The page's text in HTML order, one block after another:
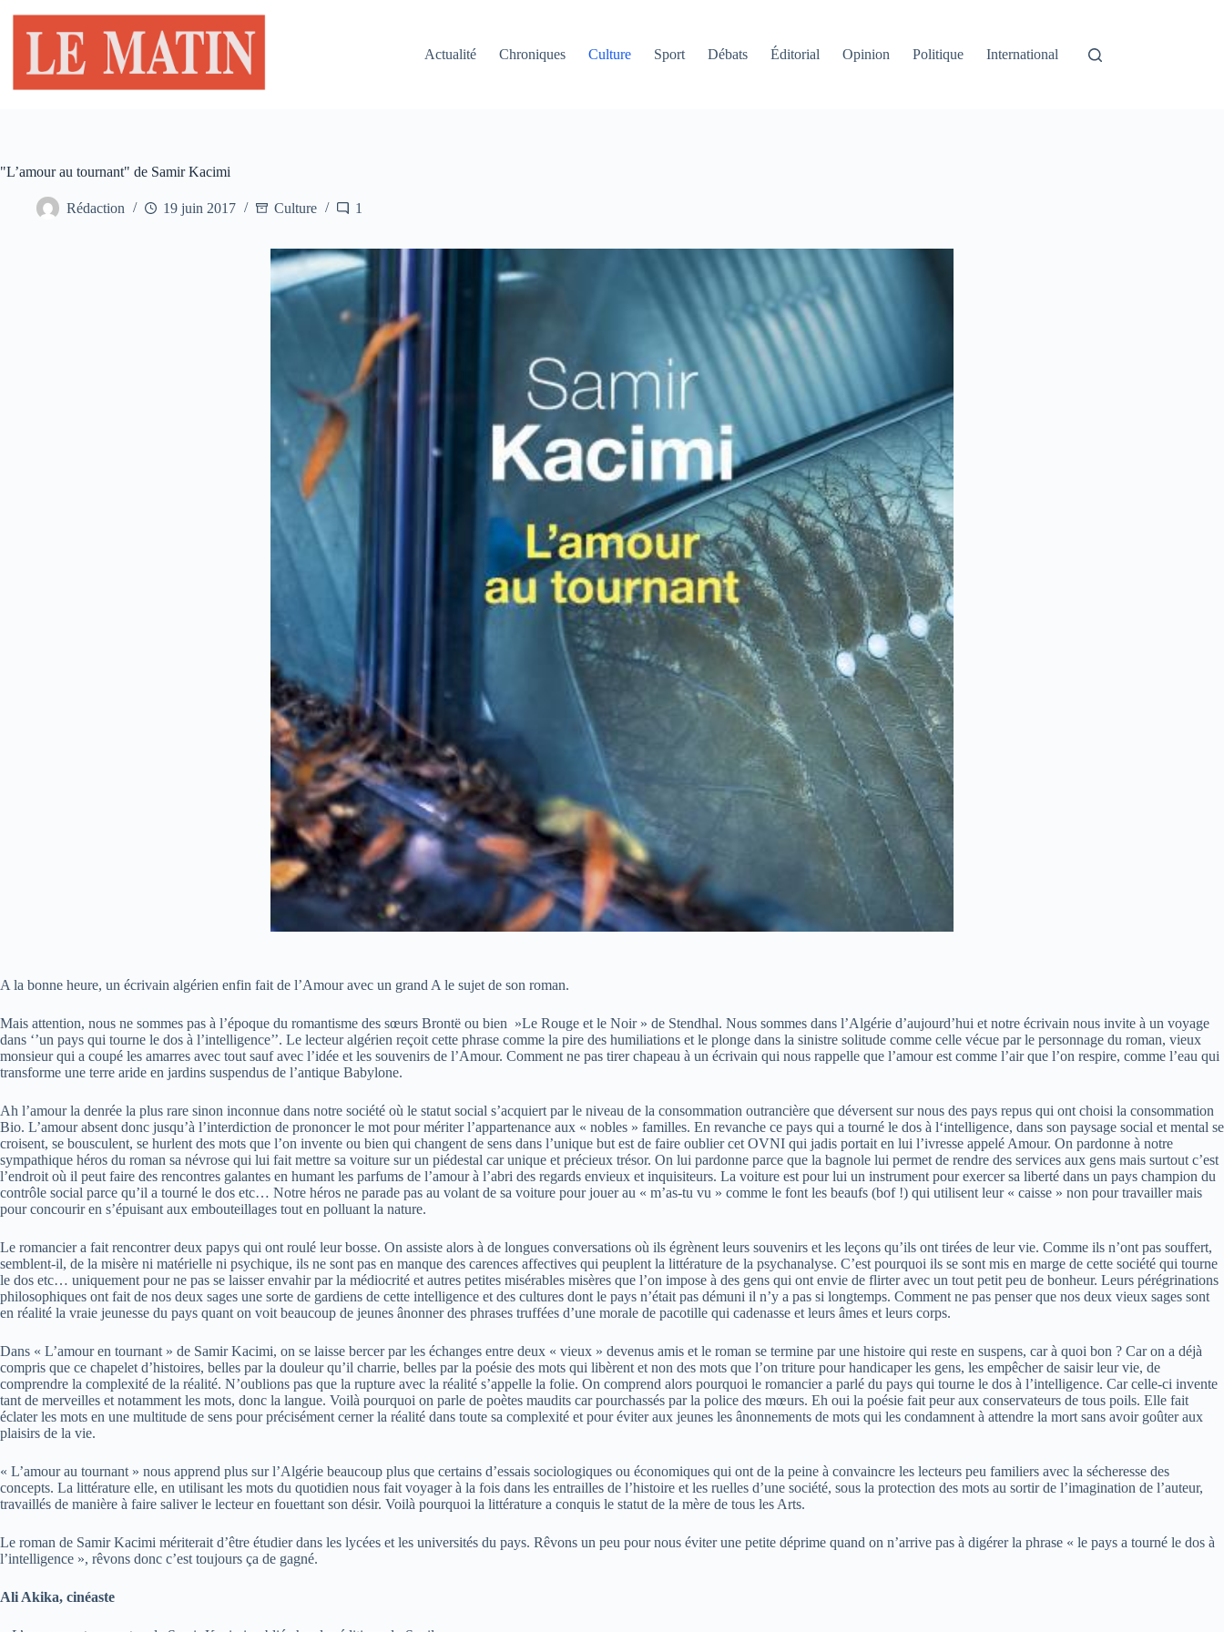
contenu
Actualité
Chroniques Culture Sport Débats Éditorial Opinion Politique International
"L’amour au tournant" de Samir Kacimi
Rédaction 19 juin 2017 Culture 1
A la bonne heure, un écrivain algérien enfin fait de l’Amour avec un grand A le sujet de son roman.
Mais attention, nous ne sommes pas à l’époque du romantisme des sœurs Brontë ou bien »Le Rouge et le Noir » de Stendhal. Nous sommes dans l’Algérie d’aujourd’hui et notre écrivain nous invite à un voyage
dans ‘’un pays qui tourne le dos à l’intelligence’’. Le lecteur algérien reçoit cette phrase comme la pire des humiliations et le plonge dans la sinistre solitude comme celle vécue par le personnage du roman, vieux
monsieur qui a coupé les amarres avec tout sauf avec l’idée et les souvenirs de l’Amour. Comment ne pas tirer chapeau à un écrivain qui nous rappelle que l’amour est comme l’air que l’on respire, comme l’eau qui
transforme une terre aride en jardins suspendus de l’antique Babylone.
Ah l’amour la denrée la plus rare sinon inconnue dans notre société où le statut social s’acquiert par le niveau de la consommation outrancière que déversent sur nous des pays repus qui ont choisi la consommation
Bio. L’amour absent donc jusqu’à l’interdiction de prononcer le mot pour mériter l’appartenance aux « nobles » familles. En revanche ce pays qui a tourné le dos à l‘intelligence, dans son paysage social et mental se
croisent, se bousculent, se hurlent des mots que l’on invente ou bien qui changent de sens dans l’unique but est de faire oublier cet OVNI qui jadis portait en lui l’ivresse appelé Amour. On pardonne à notre
sympathique héros du roman sa névrose qui lui fait mettre sa voiture sur un piédestal car unique et précieux trésor. On lui pardonne parce que la bagnole lui permet de rendre des services aux gens mais surtout c’est
l’endroit où il peut faire des rencontres galantes en humant les parfums de l’amour à l’abri des regards envieux et inquisiteurs. La voiture est pour lui un instrument pour exercer sa liberté dans un pays champion du
contrôle social parce qu’il a tourné le dos etc… Notre héros ne parade pas au volant de sa voiture pour jouer au « m’as-tu vu » comme le font les beaufs (bof !) qui utilisent leur « caisse » non pour travailler mais
pour concourir en s’épuisant aux embouteillages tout en polluant la nature.
Le romancier a fait rencontrer deux papys qui ont roulé leur bosse. On assiste alors à de longues conversations où ils égrènent leurs souvenirs et les leçons qu’ils ont tirées de leur vie. Comme ils n’ont pas souffert,
semblent-il, de la misère ni matérielle ni psychique, ils ne sont pas en manque des carences affectives qui peuplent la littérature de la psychanalyse. C’est pourquoi ils se sont mis en marge de cette société qui tourne
le dos etc… uniquement pour ne pas se laisser envahir par la médiocrité et autres petites misérables misères que l’on impose à des gens qui ont envie de flirter avec un tout petit peu de bonheur. Leurs pérégrinations
philosophiques ont fait de nos deux sages une sorte de gardiens de cette intelligence et des cultures dont le pays n’était pas démuni il n’y a pas si longtemps. Comment ne pas penser que nos deux vieux sages sont
en réalité la vraie jeunesse du pays quant on voit beaucoup de jeunes ânonner des phrases truffées d’une morale de pacotille qui cadenasse et leurs âmes et leurs corps.
Dans « L’amour en tournant » de Samir Kacimi, on se laisse bercer par les échanges entre deux « vieux » devenus amis et le roman se termine par une histoire qui reste en suspens, car à quoi bon ? Car on a déjà
compris que ce chapelet d’histoires, belles par la douleur qu’il charrie, belles par la poésie des mots qui libèrent et non des mots que l’on triture pour handicaper les gens, les empêcher de saisir leur vie, de
comprendre la complexité de la réalité. N’oublions pas que la rupture avec la réalité s’appelle la folie. On comprend alors pourquoi le romancier a parlé du pays qui tourne le dos à l’intelligence. Car celle-ci invente
tant de merveilles et notamment les mots, donc la langue. Voilà pourquoi on parle de poètes maudits car pourchassés par la police des mœurs. Eh oui la poésie fait peur aux conservateurs de tous poils. Elle fait
éclater les mots en une multitude de sens pour précisément cerner la réalité dans toute sa complexité et pour éviter aux jeunes les ânonnements de mots qui les condamnent à attendre la mort sans avoir goûter aux
plaisirs de la vie.
« L’amour au tournant » nous apprend plus sur l’Algérie beaucoup plus que certains d’essais sociologiques ou économiques qui ont de la peine à convaincre les lecteurs peu familiers avec la sécheresse des
concepts. La littérature elle, en utilisant les mots du quotidien nous fait voyager à la fois dans les entrailles de l’histoire et les ruelles d’une société, sous la protection des mots au sortir de l’imagination de l’auteur,
travaillés de manière à faire saliver le lecteur en fouettant son désir. Voilà pourquoi la littérature a conquis le statut de la mère de tous les Arts.
Le roman de Samir Kacimi mériterait d’être étudier dans les lycées et les universités du pays. Rêvons un peu pour nous éviter une petite déprime quand on n’arrive pas à digérer la phrase « le pays a tourné le dos à
l’intelligence », rêvons donc c’est toujours ça de gagné.
Ali Akika, cinéaste